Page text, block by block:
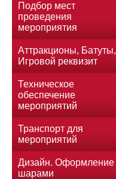
Подбор мест
проведения
мероприятия
Аттракционы, Батуты,
Игровой реквизит
Техническое
обеспечение
мероприятий
Транспорт для
мероприятий
Дизайн. Оформление
шарами